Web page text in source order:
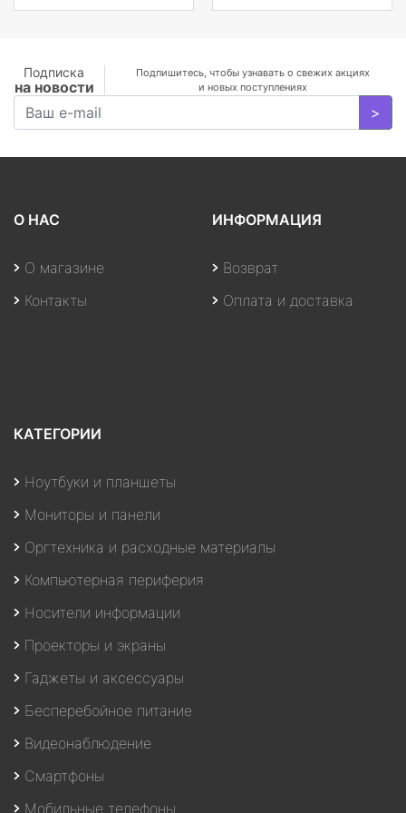
250cd/m2,
VGA, HDMI, DP, Tilt,
Speakers, 3Y, Black
Подписка
на новости
Подпишитесь, чтобы узнавать о свежих акциях
и новых поступлениях
>
О НАС
О магазине
Контакты
ИНФОРМАЦИЯ
Возврат
Оплата и доставка
КАТЕГОРИИ
Ноутбуки и планшеты
Мониторы и панели
Оргтехника и расходные материалы
Компьютерная периферия
Носители информации
Проекторы и экраны
Гаджеты и аксессуары
Бесперебойное питание
Видеонаблюдение
Смартфоны
Мобильные телефоны